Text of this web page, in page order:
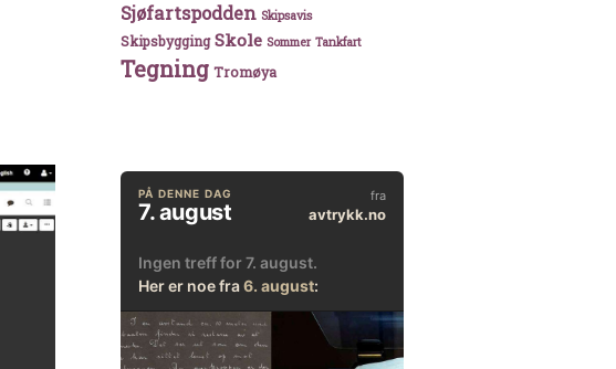
Sjøfartspodden Skipsavis
Skipsbygging Skole Sommer Tankfart
Tegning Tromøya